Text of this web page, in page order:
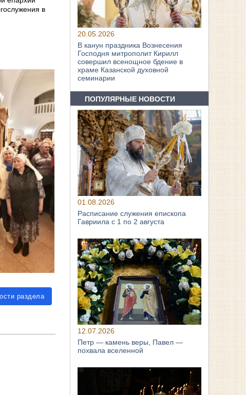
в
раздела
20.05.2026
В канун праздника Вознесения
Господня митрополит Кирилл
совершил всенощное бдение в
храме Казанской духовной
семинарии
ПОПУЛЯРНЫЕ НОВОСТИ
01.08.2026
Расписание служения епископа
Гавриила с 1 по 2 августа
12.07.2026
Петр — камень веры, Павел —
похвала вселенной